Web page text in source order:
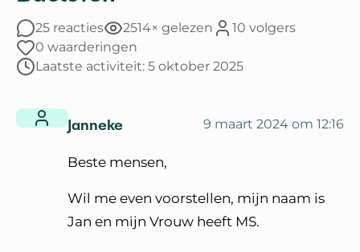
25 reacties 2514× gelezen
10 volgers
0 waarderingen
Laatste activiteit: 5 oktober 2025
Janneke 9 maart 2024 om 12:16
Beste mensen,
Wil me even voorstellen, mijn naam is
Jan en mijn Vrouw heeft MS.